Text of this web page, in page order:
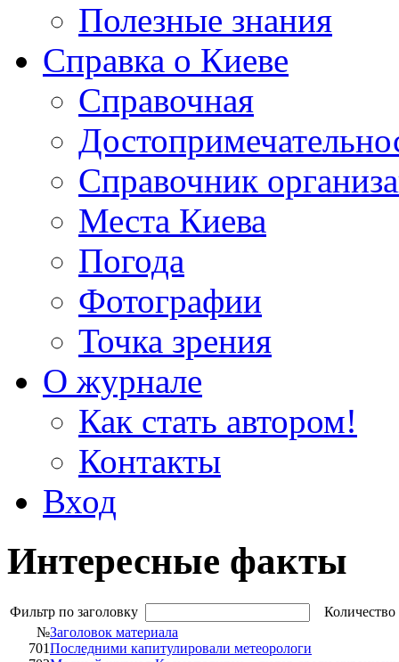
Полезные знания
Справка о Киеве
Справочная
Справочник
Места Киева
Погода
Фотографии
Точка зрения
О журнале
Как стать автором!
Контакты
Вход
Интересные факты
Фильтр по заголовку
№Заголовок материала
701Последними капитулировали метеорологи